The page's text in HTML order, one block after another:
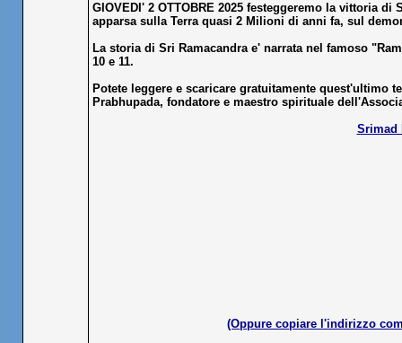
GIOVEDI' 2 OTTOBRE 2025 festeggeremo la vittoria
apparsa sulla Terra quasi 2 Milioni di anni fa, sul
La storia di Sri Ramacandra e' narrata nel famoso
10 e 11.
Potete leggere e scaricare gratuitamente quest'ultimo
Prabhupada, fondatore e maestro spirituale
Srimad
(Oppure copiare l'indirizzo